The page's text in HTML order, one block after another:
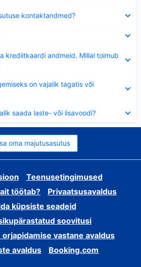
kontaktandmed?
krediitkaardi andmeid. Millal toimub
on vajalik tagatis või
saada laste- või lisavoodi?
oma majutusasutus
Teenusetingimused
töötab?
Privaatsusavaldus
küpsiste seadeid
soovitusi
orjapidamise vastane avaldus
avaldus
Booking.com